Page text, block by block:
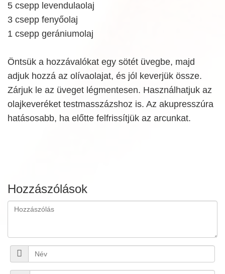
5 csepp levendulaolaj
3 csepp fenyőolaj
1 csepp gerániumolaj
Öntsük a hozzávalókat egy sötét üvegbe, majd
adjuk hozzá az olívaolajat, és jól keverjük össze.
Zárjuk le az üveget légmentesen. Használhatjuk az
olajkeveréket testmasszázshoz is. Az akupresszúra
hatásosabb, ha előtte felfrissítjük az arcunkat.
Hozzászólások